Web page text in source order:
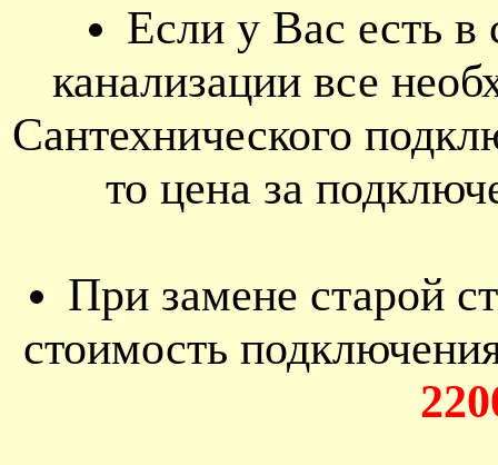
Если у Вас есть в
канализации все
Сантехнического
то цена за
При замене старой
стоимость